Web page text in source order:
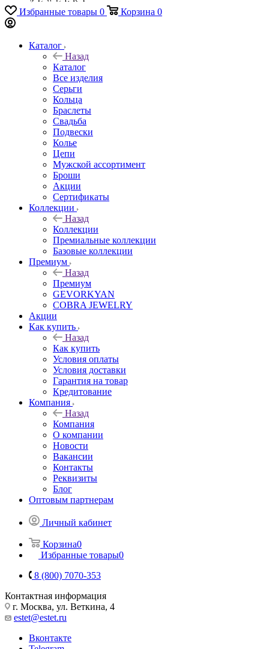
Избранные товары 0 Корзина 0
Каталог
Назад
Каталог
Все изделия
Серьги
Кольца
Браслеты
Свадьба
Подвески
Колье
Цепи
Мужской ассортимент
Броши
Акции
Сертификаты
Коллекции
Назад
Коллекции
Премиальные коллекции
Базовые коллекции
Премиум
Назад
Премиум
GEVORKYAN
COBRA JEWELRY
Акции
Как купить
Назад
Как купить
Условия оплаты
Условия доставки
Гарантия на товар
Кредитование
Компания
Назад
Компания
О компании
Новости
Вакансии
Контакты
Реквизиты
Блог
Оптовым партнерам
Личный кабинет
Корзина0
Избранные товары0
8 (800) 7070-353
Контактная информация
г. Москва, ул. Веткина, 4
estet@estet.ru
Вконтакте